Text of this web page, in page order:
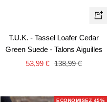
T.U.K. - Tassel Loafer Cedar
Green Suede - Talons Aiguilles
Prix
53,99 € Prix
138,99 €
ECONOMISEZ 45%